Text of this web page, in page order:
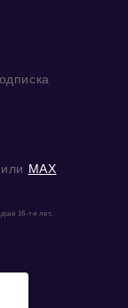
или MAX
16-ти лет.